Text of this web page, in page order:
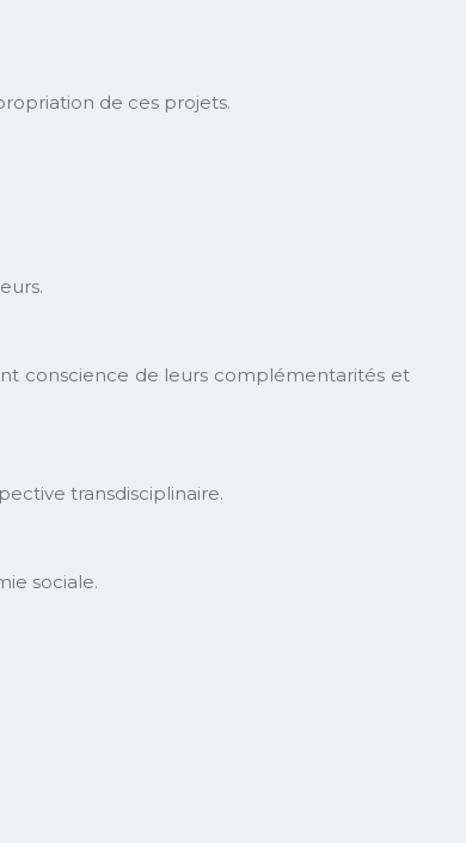
de ces projets.
conscience de leurs complémentarités et
transdisciplinaire.
sociale.